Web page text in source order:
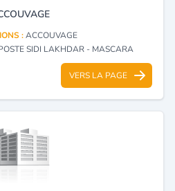
:ACCOUVAGE
SIDI LAKHDAR - MASCARA
VERS LA PAGE